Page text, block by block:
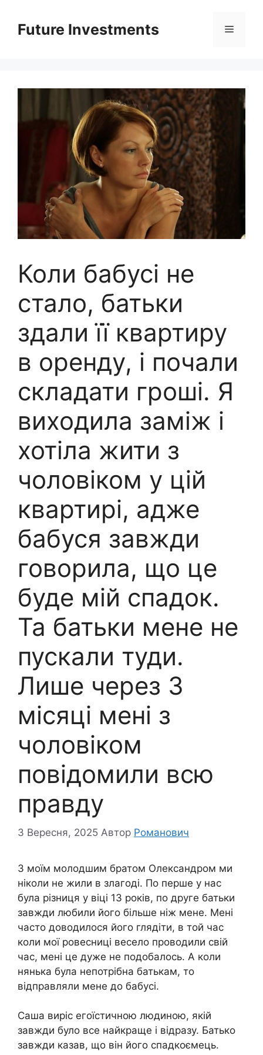
вмістуFuture Investments Меню
Коли бабусі не
стало, батьки
здали її квартиру
в оренду, і почали
складати гроші. Я
виходила заміж і
хотіла жити з
чоловіком у цій
квартирі, адже
бабуся завжди
говорила, що це
буде мій спадок.
Та батьки мене не
пускали туди.
Лише через 3
місяці мені з
чоловіком
повідомили всю
правду
3 Вересня, 2025 Автор Романович
З моїм молодшим братом Олександром ми
ніколи не жили в злагоді. По перше у нас
була різниця у віці 13 років, по друге батьки
завжди любили його більше ніж мене. Мені
часто доводилося його глядіти, в той час
коли мої ровесниці весело проводили свій
час, мені це дуже не подобалось. А коли
нянька була непотрібна батькам, то
відправляли мене до бабусі.
Саша виріс егоїстичною людиною, якій
завжди було все найкраще і відразу. Батько
завжди казав, що він його спадкоємець.